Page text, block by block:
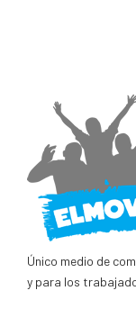
Único medio de
y para los